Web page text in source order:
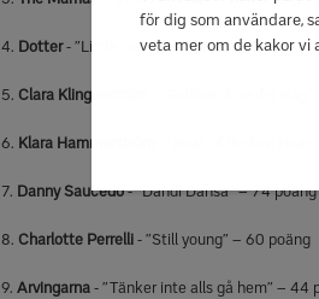
för dig som användare,
veta mer om de kakor vi
4. Dotter- ”Little tot” – 105 poäng
5. Clara Klingenström
6. Klara Hammarström - ”Beat of Broken
7. Danny Saucedo- ”Dandi Dansa” – 74 poäng
8. Charlotte Perrelli - ”Still young” – 60 poäng
9. Arvingarna - ”Tänker inte alls gå hem” – 44